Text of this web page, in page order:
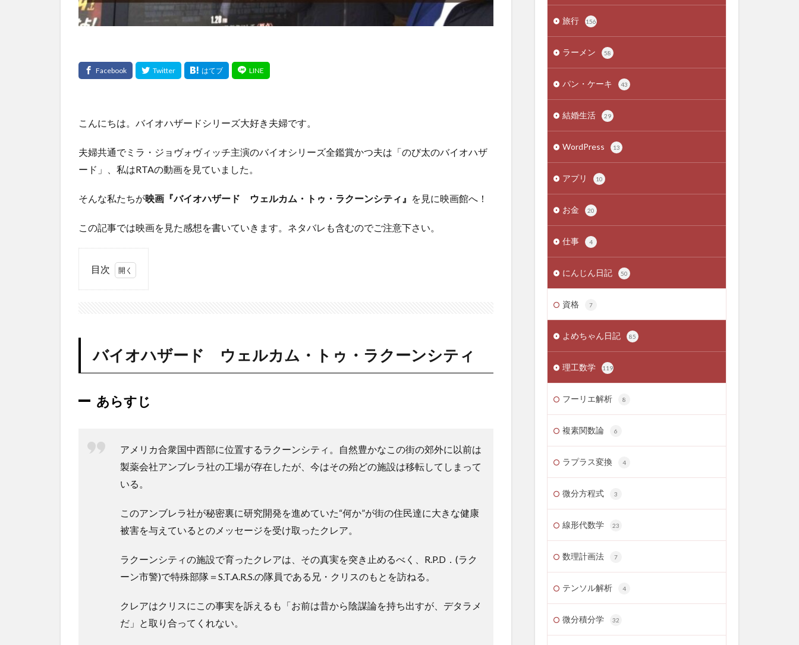
こんにちは。バイオハザードシリーズ大好き夫婦です。
夫婦共通でミラ・ジョヴォヴィッチ主演のバイオシリーズ全鑑賞かつ夫は「のび太のバイオハザ
ード」、私はRTAの動画を見ていました。
そんな私たちが映画『バイオハザード ウェルカム・トゥ・ラクーンシティ』 を見に映画館へ！
この記事では映画を見た感想を書いていきます。ネタバレも含むのでご注意下さい。
目次
ウェ
ルカ
ム・
ゥ・
ィ
バイオハザード ウェルカム・トゥ・ラクーンシティ
あらすじ
アメリカ合衆国中西部に位置するラクーンシティ。自然豊かなこの街の郊外に以前は
製薬会社アンブレラ社の工場が存在したが、今はその殆どの施設は移転してしまって
いる。
このアンブレラ社が秘密裏に研究開発を進めていた“何か”が街の住民達に大きな健康
被害を与えているとのメッセージを受け取ったクレア。
ラクーンシティの施設で育ったクレアは、その真実を突き止めるべく、R.P.D．(ラク
ーン市警)で特殊部隊＝S.T.A.R.S.の隊員である兄・クリスのもとを訪ねる。
クレアはクリスにこの事実を訴えるも「お前は昔から陰謀論を持ち出すが、デタラメ
だ」と取り合ってくれない。
旅行 156
ラーメン 58
パン・ケーキ 43
結婚生活 29
WordPress 13
アプリ 10
お金 20
仕事 4
にんじん日記 50
資格 7
よめちゃん日記 85
理工数学 119
フーリエ解析 8
複素関数論 6
ラプラス変換 4
微分方程式 3
線形代数学 23
数理計画法 7
テンソル解析 4
微分積分学 32